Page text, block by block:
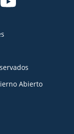
Abierto